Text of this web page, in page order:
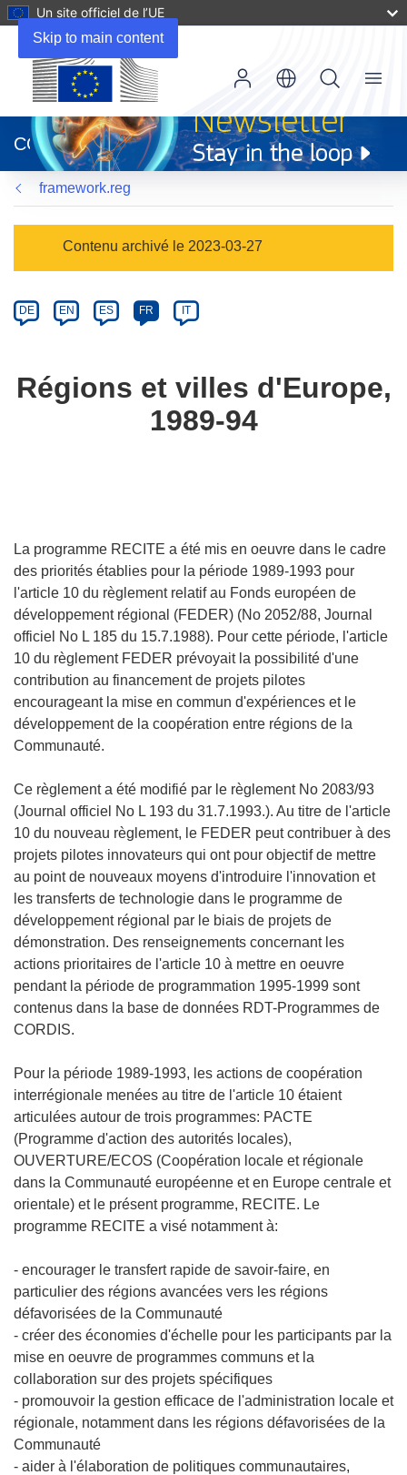
Skip to main content
Un site officiel de l’UE
dans
une
nouvelle
fenêtre)
CORDIS
Menu
framework.reg
Category
Contenu archivé le 2023-03-27
Article
available
following
DE EN ES FR IT
Régions et villes d'Europe,
1989-94
La programme RECITE a été mis en oeuvre dans le cadre
des priorités établies pour la période 1989-1993 pour
l'article 10 du règlement relatif au Fonds européen de
développement régional (FEDER) (No 2052/88, Journal
officiel No L 185 du 15.7.1988). Pour cette période, l'article
10 du règlement FEDER prévoyait la possibilité d'une
contribution au financement de projets pilotes
encourageant la mise en commun d'expériences et le
développement de la coopération entre régions de la
Communauté.
Ce règlement a été modifié par le règlement No 2083/93
(Journal officiel No L 193 du 31.7.1993.). Au titre de l'article
10 du nouveau règlement, le FEDER peut contribuer à des
projets pilotes innovateurs qui ont pour objectif de mettre
au point de nouveaux moyens d'introduire l'innovation et
les transferts de technologie dans le programme de
développement régional par le biais de projets de
démonstration. Des renseignements concernant les
actions prioritaires de l'article 10 à mettre en oeuvre
pendant la période de programmation 1995-1999 sont
contenus dans la base de données RDT-Programmes de
CORDIS.
Pour la période 1989-1993, les actions de coopération
interrégionale menées au titre de l'article 10 étaient
articulées autour de trois programmes: PACTE
(Programme d'action des autorités locales),
OUVERTURE/ECOS (Coopération locale et régionale
dans la Communauté européenne et en Europe centrale et
orientale) et le présent programme, RECITE. Le
programme RECITE a visé notamment à:
- encourager le transfert rapide de savoir-faire, en
particulier des régions avancées vers les régions
défavorisées de la Communauté
- créer des économies d'échelle pour les participants par la
mise en oeuvre de programmes communs et la
collaboration sur des projets spécifiques
- promouvoir la gestion efficace de l'administration locale et
régionale, notamment dans les régions défavorisées de la
Communauté
- aider à l'élaboration de politiques communautaires,